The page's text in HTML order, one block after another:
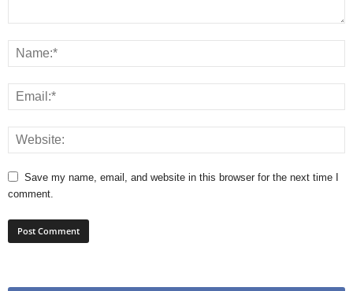
Save my name, email, and website in this browser for the next time I
comment.